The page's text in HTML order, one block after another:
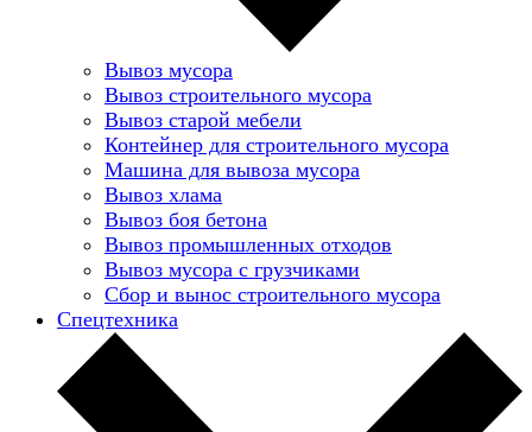
Вывоз мусора
Вывоз строительного мусора
Вывоз старой мебели
Контейнер для строительного мусора
Машина для вывоза мусора
Вывоз хлама
Вывоз боя бетона
Вывоз промышленных отходов
Вывоз мусора с грузчиками
Сбор и вынос строительного мусора
Спецтехника